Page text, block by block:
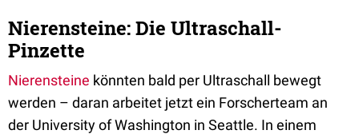
Nierensteine: Die Ultraschall-
Pinzette
Nierensteine könnten bald per Ultraschall bewegt
werden – daran arbeitet jetzt ein Forscherteam an
der University of Washington in Seattle. In einem